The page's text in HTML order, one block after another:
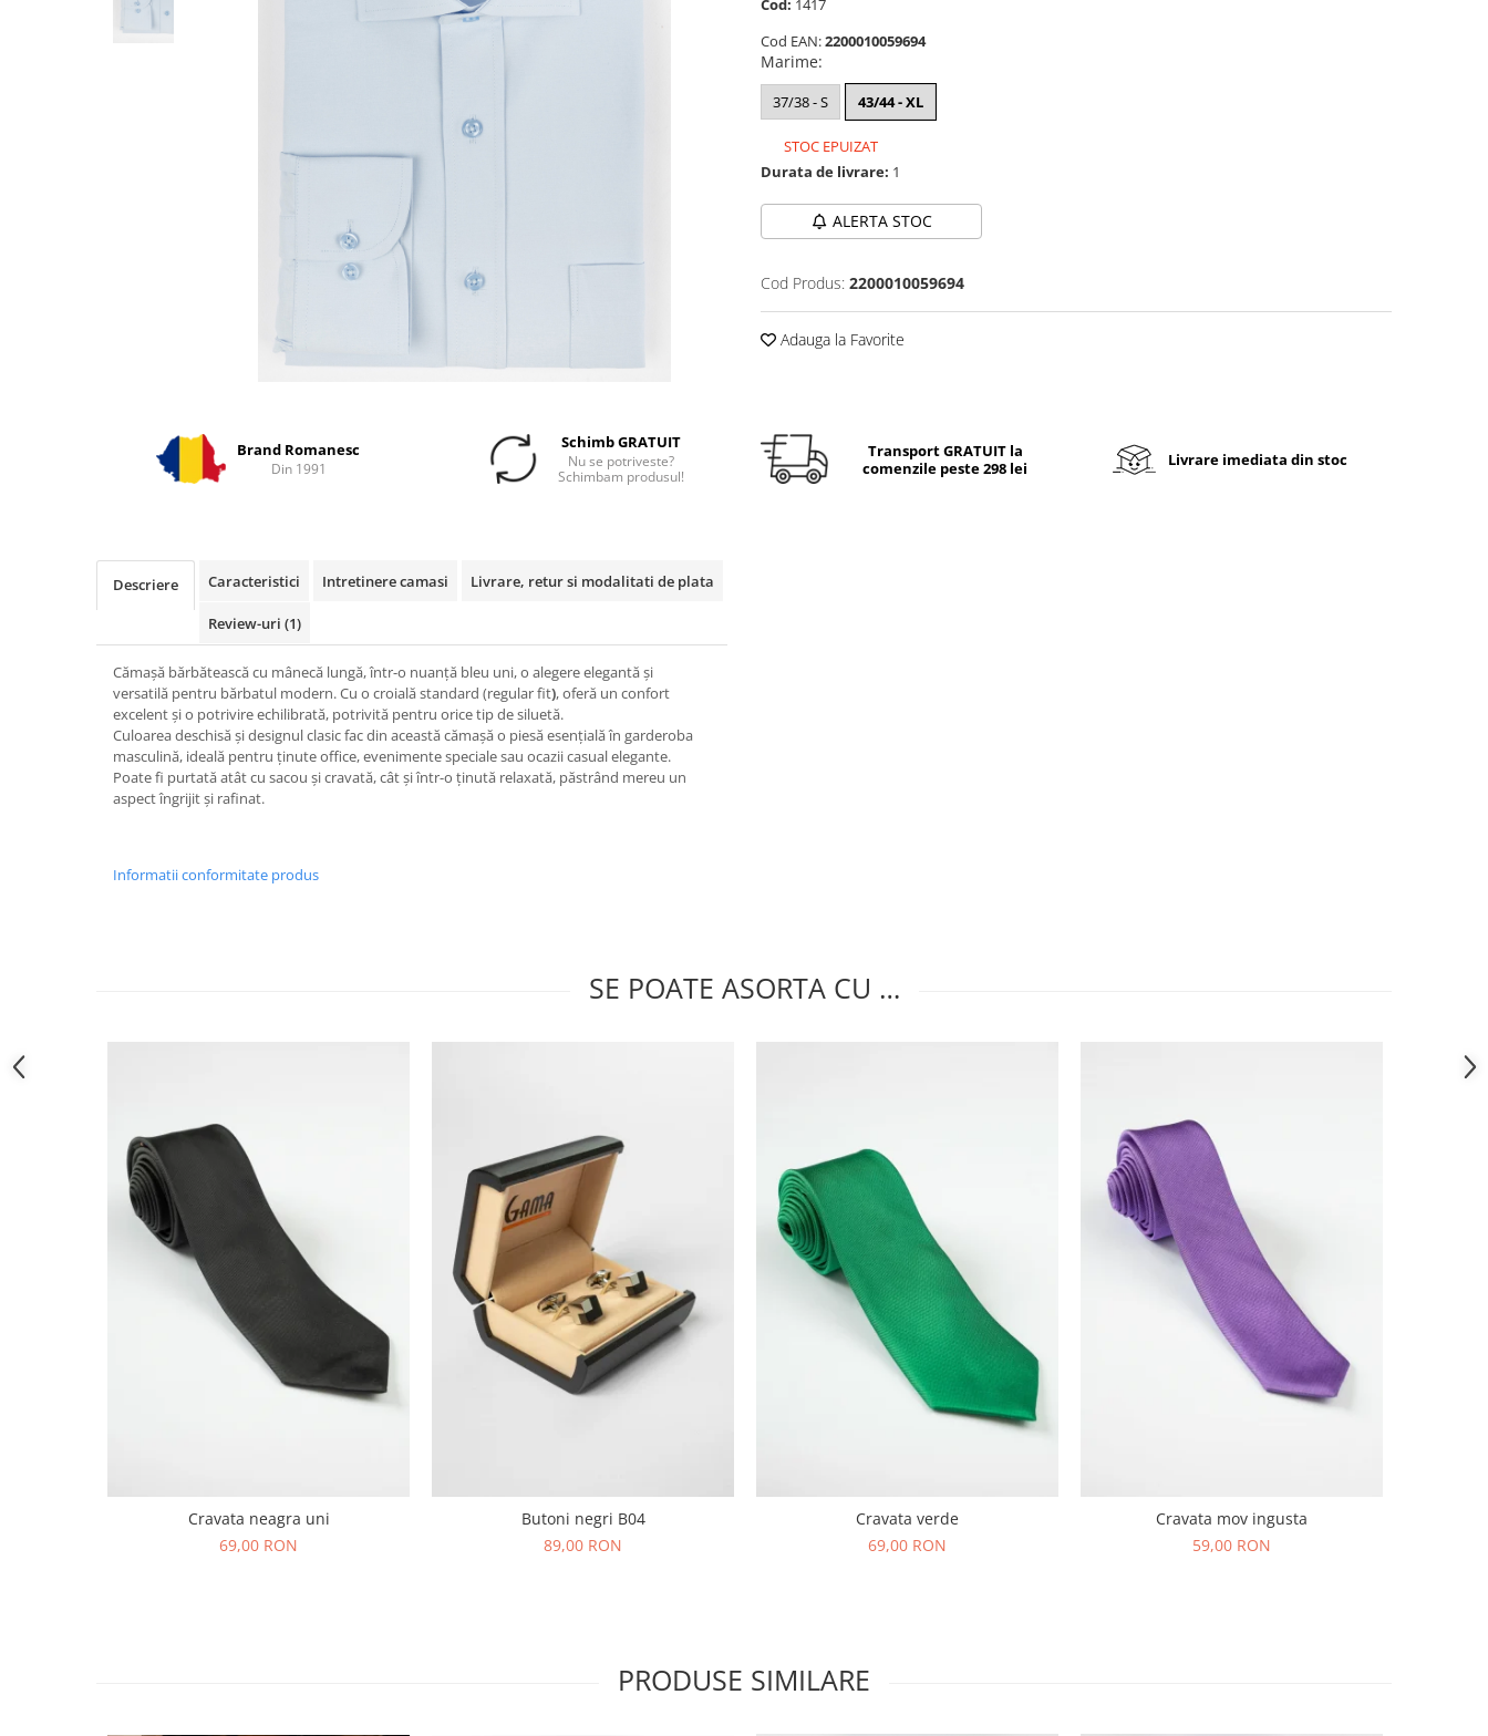
Cod: 1417
Cod EAN:2200010059694
Marime:
37/38 - S 43/44 - XL
STOC EPUIZAT
Durata de livrare: 1
ALERTA STOC
Cod Produs: 2200010059694
Adauga la Favorite
Brand Romanesc
Din 1991
Schimb GRATUIT
Nu se potriveste?
Schimbam produsul!
Transport GRATUIT la
comenzile peste 298 lei
Livrare imediata din stoc
Descriere Caracteristici Intretinere camasi Livrare, retur si modalitati de plata
Review-uri (1)
Cămașă bărbătească cu mânecă lungă, într-o nuanță bleu uni, o alegere elegantă și
versatilă pentru bărbatul modern. Cu o croială standard (regular fit), oferă un confort
excelent și o potrivire echilibrată, potrivită pentru orice tip de siluetă.
Culoarea deschisă și designul clasic fac din această cămașă o piesă esențială în garderoba
masculină, ideală pentru ținute office,evenimente specialesau ocazii casual elegante.
Poate fi purtată atât cu sacou și cravată, cât și într-o ținută relaxată, păstrând mereu un
aspect îngrijit și rafinat.
Informatii conformitate produs
SE POATE ASORTA CU …
Cravata neagra uni
69,00 RON
Butoni negri B04
89,00 RON
Cravata verde
69,00 RON
Cravata mov ingusta
59,00 RON
PRODUSE SIMILARE